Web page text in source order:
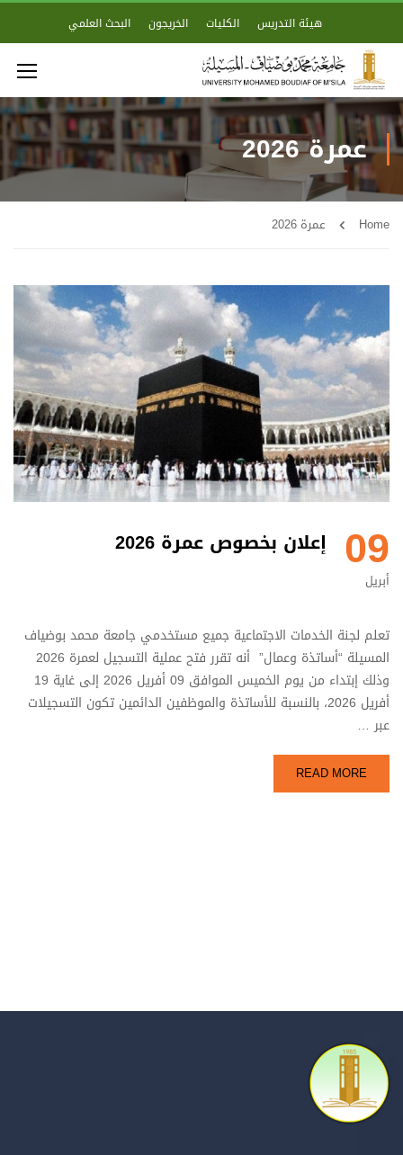
هيئة التدريس الكليات الخريجون البحث العلمي
عمرة 2026
Home عمرة 2026
09
أبريل
إعلان بخصوص عمرة 2026
تعلم لجنة الخدمات الاجتماعية جميع مستخدمي جامعة محمد بوضياف
المسيلة “أساتذة وعمال” أنه تقرر فتح عملية التسجيل لعمرة 2026
وذلك إبتداء من يوم الخميس الموافق 09 أفريل 2026 إلى غاية 19
أفريل 2026، بالنسبة للأساتذة والموظفين الدائمين تكون التسجيلات
عبر …
READ MORE